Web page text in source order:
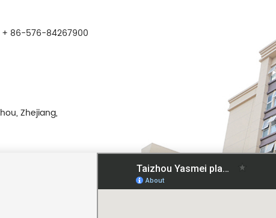
+ 86-576-84267900
Zhejiang,